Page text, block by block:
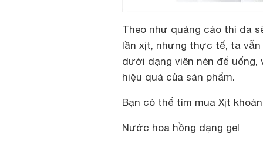
Theo như quảng cáo thì da
lần xịt, nhưng thực tế, ta
dưới dạng viên nén để uống,
hiệu quả của sản phẩm.
Bạn có thể tìm mua Xịt
Nước hoa hồng dạng gel